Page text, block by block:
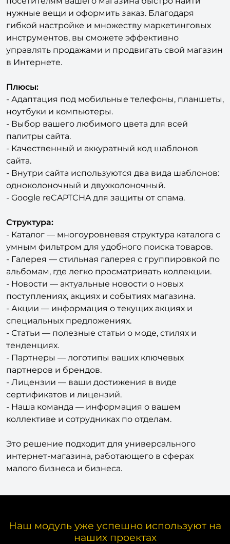
нужные вещи и оформить заказ. Благодаря
гибкой настройке и множеству маркетинговых
инструментов, вы сможете эффективно
управлять продажами и продвигать свой магазин
в Интернете.
Плюсы:
- Адаптация под мобильные телефоны, планшеты,
ноутбуки и компьютеры.
- Выбор вашего любимого цвета для всей
палитры сайта.
- Качественный и аккуратный код шаблонов
сайта.
- Внутри сайта используются два вида шаблонов:
одноколоночный и двухколоночный.
- Google reCAPTCHA для защиты от спама.
Структура:
- Каталог — многоуровневая структура каталога с
умным фильтром для удобного поиска товаров.
- Галерея — стильная галерея с группировкой по
альбомам, где легко просматривать коллекции.
- Новости — актуальные новости о новых
поступлениях, акциях и событиях магазина.
- Акции — информация о текущих акциях и
специальных предложениях.
- Статьи — полезные статьи о моде, стилях и
тенденциях.
- Партнеры — логотипы ваших ключевых
партнеров и брендов.
- Лицензии — ваши достижения в виде
сертификатов и лицензий.
- Наша команда — информация о вашем
коллективе и сотрудниках по отделам.
Это решение подходит для универсального
интернет-магазина, работающего в сферах
малого бизнеса и бизнеса.
Наш модуль уже успешно используют на
наших проектах